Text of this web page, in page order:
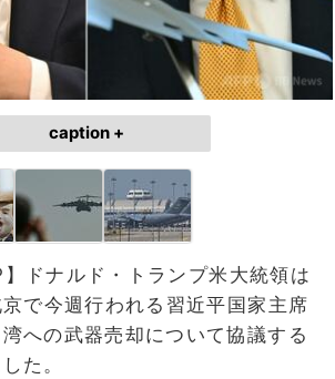
caption +
】ドナルド・トランプ米大統領は
で今週行われる習近平国家主席
への武器売却について協議する
た。